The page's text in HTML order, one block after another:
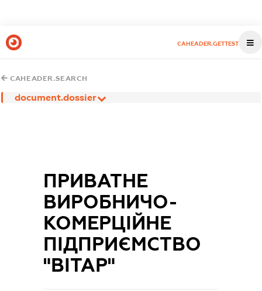
CAHEADER.GETTEST
CAHEADER.SEARCH
document.dossier
ПРИВАТНЕ
ВИРОБНИЧО-
КОМЕРЦІЙНЕ
ПІДПРИЄМСТВО
"ВІТАР"